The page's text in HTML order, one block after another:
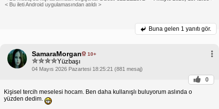
< Bu ileti Android uygulamasından atıldı >
Buna gelen 1 yanıtı gör.
SamaraMorgan 10+
Yüzbaşı
04 Mayıs 2026 Pazartesi 18:25:21 (881 mesaj)
0
Kişisel tercih meselesi hocam. Ben daha kullanışlı buluyorum aslında o
yüzden dedim.